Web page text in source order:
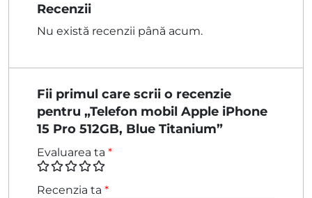
Recenzii
Nu există recenzii până acum.
Fii primul care scrii o recenzie
pentru „Telefon mobil Apple iPhone
15 Pro 512GB, Blue Titanium”
Evaluarea ta *
Recenzia ta *